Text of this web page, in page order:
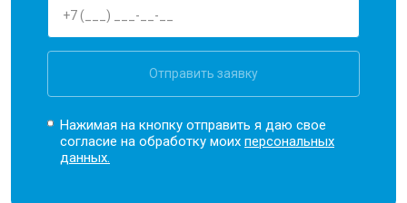
Отправить заявку
Нажимая на кнопку отправить я даю свое
согласие на обработку моихперсональных
данных.